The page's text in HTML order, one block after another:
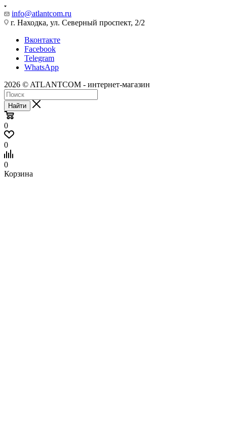
info@atlantcom.ru
г. Находка, ул. Северный проспект, 2/2
Вконтакте
Facebook
Telegram
WhatsApp
2026 © ATLANTCOM - интернет-магазин
Найти
0
0
0
Корзина